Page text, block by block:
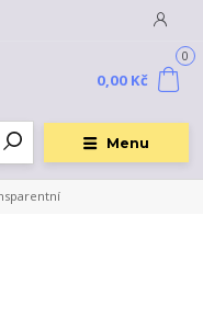
Menu
0
0,00 Kč